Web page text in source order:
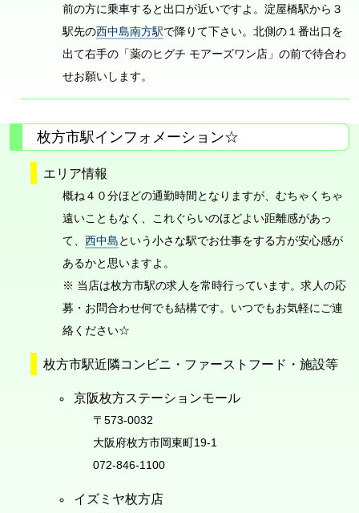
前の方に乗車すると出口が近いですよ。淀屋橋駅から３
駅先の西中島南方駅で降りて下さい。北側の１番出口を
出て右手の「薬のヒグチ モアーズワン店」の前で待合わ
せお願いします。
枚方市駅インフォメーション☆
エリア情報
概ね４０分ほどの通勤時間となりますが、むちゃくちゃ
遠いこともなく、これぐらいのほどよい距離感があっ
て、 西中島という小さな駅でお仕事をする方が安心感が
あるかと思いますよ。
※ 当店は枚方市駅の求人を常時行っています。求人の応
募・お問合わせ何でも結構です。いつでもお気軽にご連
絡ください☆
枚方市駅近隣コンビニ・ファーストフード・施設等
京阪枚方ステーションモール
〒573-0032
大阪府枚方市岡東町19-1
072-846-1100
イズミヤ枚方店